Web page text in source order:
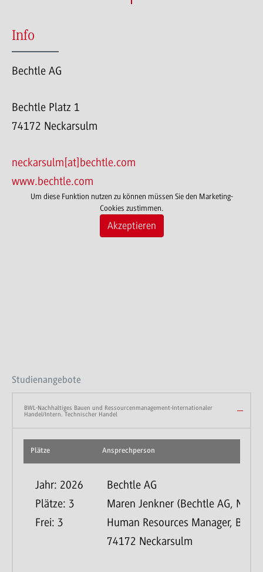
Info
Bechtle AG
Bechtle Platz 1
74172 Neckarsulm
neckarsulm[at]bechtle.com
www.bechtle.com
Um diese Funktion nutzen zu können müssen Sie den Marketing-
Cookies zustimmen.
Akzeptieren
Studienangebote
BWL-Nachhaltiges Bauen und Ressourcenmanagement-Internationaler
Handel/Intern. Technischer Handel
Plätze Ansprechperson
Jahr: 2026
Plätze: 3
Frei: 3
Bechtle AG
Maren Jenkner (Bechtle AG,
Human Resources Manager,
74172 Neckarsulm